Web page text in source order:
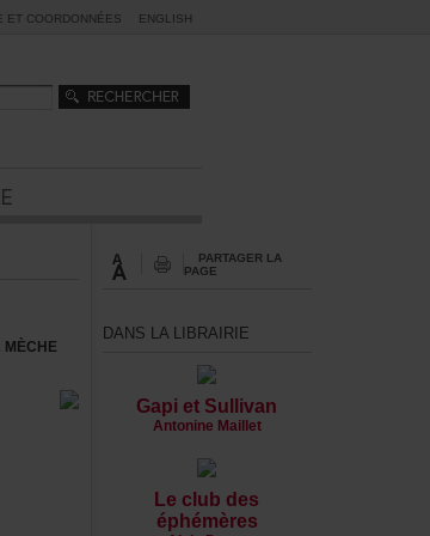
ENGLISH
PARTAGERLA
PAGE
DANSLALIBRAIRIE
GapietSullivan
AntonineMaillet
Leclubdes
éphémères